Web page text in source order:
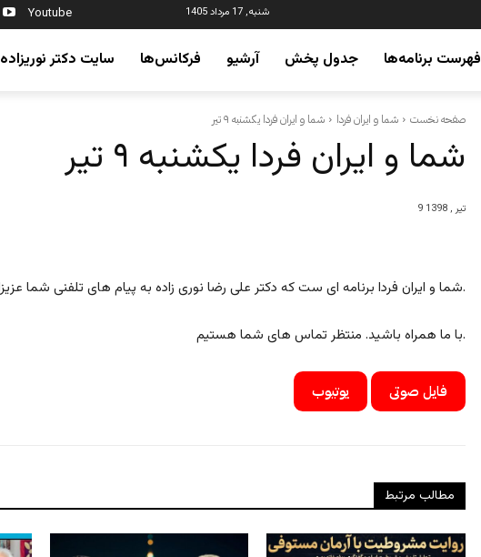
Youtube شنبه, 17 مرداد 1405
فهرست برنامه‌ها جدول پخش آرشیو فرکانس‌ها سایت دکتر نوریزاده
صفحه نخست شما و ایران فردا شما و ایران فردا یکشنبه ۹ تیر
شما و ایران فردا یکشنبه ۹ تیر
9 تیر , 1398
شما و ایران فردا برنامه ای ست که دکتر علی رضا نوری زاده به پیام های تلفنی شما عزیزان پاسخ می دهند.
با ما همراه باشید. منتظر تماس های شما هستیم.
یوتیوب فایل صوتی
مطالب مرتبط